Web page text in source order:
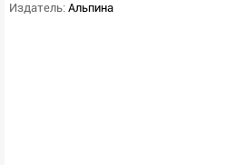
Издатель: Альпина